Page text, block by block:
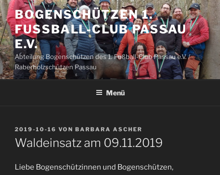
Zum
Inhalt
springen
BOGENSCHÜTZEN 1.
FUSSBALL-CLUB PASSAU E
.V.
Abteilung Bogenschützen des 1. Fußball-Club Passau e.V. /
Raberholzschützen Passau
Menü
VERÖFFENTLICHT
AM
2019-10-16 VON BARBARA ASCHER
Waldeinsatz am 09.11.2019
Liebe Bogenschützinnen und Bogenschützen,